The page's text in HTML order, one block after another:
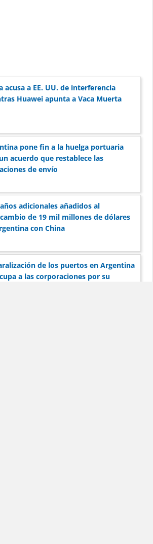
acusa a EE. UU. de interferencia
Huawei apunta a Vaca Muerta
pone fin a la huelga portuaria
acuerdo que restablece las
de envío
adicionales añadidos al
de 19 mil millones de dólares
con China
de los puertos en Argentina
a las corporaciones por su